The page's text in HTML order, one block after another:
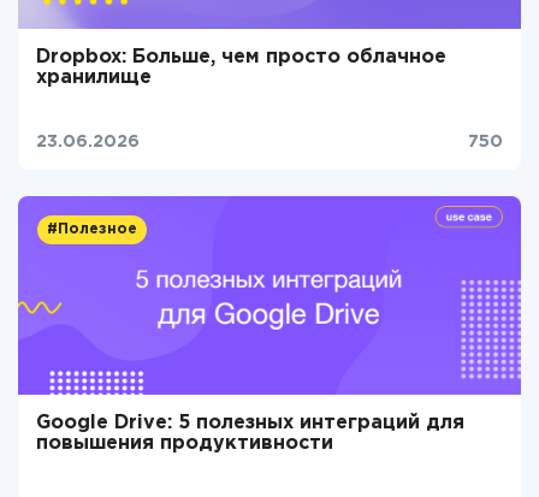
Dropbox: Больше, чем просто облачное
хранилище
23.06.2026 750
#Полезное
Google Drive: 5 полезных интеграций для
повышения продуктивности